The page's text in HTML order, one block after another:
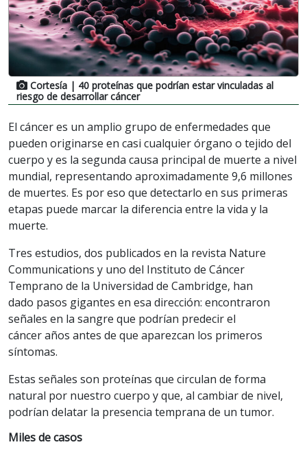
Cortesía | 40 proteínas que podrían estar vinculadas al
riesgo de desarrollar cáncer
El cáncer es un amplio grupo de enfermedades que
pueden originarse en casi cualquier órgano o tejido del
cuerpo y es la segunda causa principal de muerte a nivel
mundial, representando aproximadamente 9,6 millones
de muertes. Es por eso que detectarlo en sus primeras
etapas puede marcar la diferencia entre la vida y la
muerte.
Tres estudios, dos publicados en la revista Nature
Communications y uno del Instituto de Cáncer
Temprano de la Universidad de Cambridge, han
dado pasos gigantes en esa dirección: encontraron
señales en la sangre que podrían predecir el
cáncer años antes de que aparezcan los primeros
síntomas.
Estas señales son proteínas que circulan de forma
natural por nuestro cuerpo y que, al cambiar de nivel,
podrían delatar la presencia temprana de un tumor.
Miles de casos